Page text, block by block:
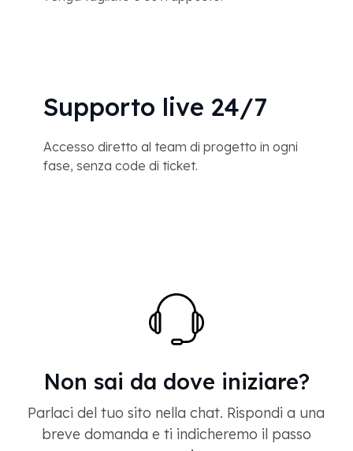
Supporto live 24/7
Accesso diretto al team di progetto in ogni
fase, senza code di ticket.
Non sai da dove iniziare?
Parlaci del tuo sito nella chat. Rispondi a una
breve domanda e ti indicheremo il passo